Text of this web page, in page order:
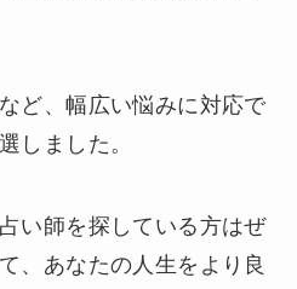
ど、幅広い悩みに対応で
しました。
い師を探している方はぜ
、あなたの人生をより良